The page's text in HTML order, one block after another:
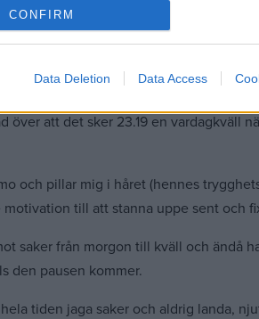
CONFIRM
Data Deletion Data Access
att det sker 23.19 en vardagkväll
och pillar mig i håret (hennes
till att stanna uppe sent och
saker från morgon till kväll och ändå
den pausen kommer.
tiden jaga saker och aldrig landa,